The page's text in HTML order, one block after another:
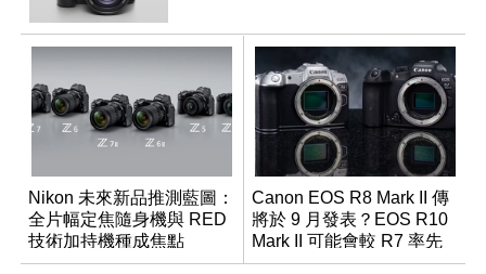
Nikon 未來新品推測藍圖：
全片幅定焦隨身機與 RED
技術加持機種成焦點
Canon EOS R8 Mark II 傳
將於 9 月發表？EOS R10
Mark II 可能會較 R7 率先
推出